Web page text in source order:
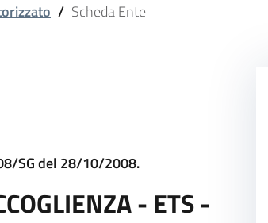
/ Scheda Ente
SG del 28/10/2008.
- ETS -